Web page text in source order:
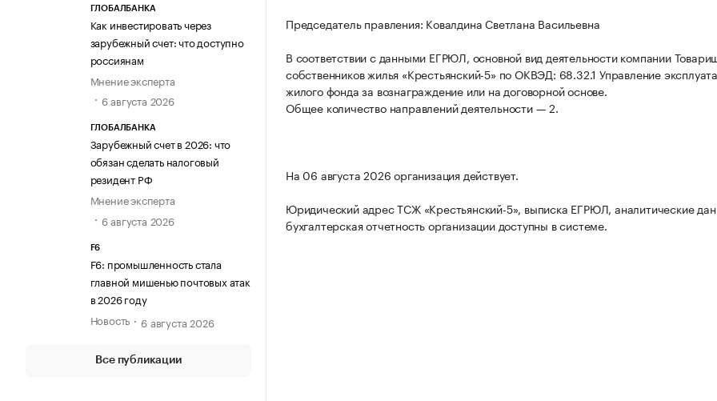
ГЛОБАЛБАНКА
Как инвестировать через
зарубежный счет: что доступно
россиянам
Мнение эксперта
6 августа 2026
ГЛОБАЛБАНКА
Зарубежный счет в 2026: что
обязан сделать налоговый
резидент РФ
Мнение эксперта
6 августа 2026
F6
F6: промышленность стала
главной мишенью почтовых атак
в 2026 году
Новость
6 августа 2026
Все публикации
Председатель правления: Ковалдина Светлана Васильевна
В соответствии с данными ЕГРЮЛ, основной вид деятельности компании
собственников жилья «Крестьянский-5» по ОКВЭД: 68.32.1 Управление
жилого фонда за вознаграждение или на договорной основе.
Общее количество направлений деятельности — 2.
На 06 августа 2026 организация действует.
Юридический адрес ТСЖ «Крестьянский-5», выписка ЕГРЮЛ, аналитические
бухгалтерская отчетность организации доступны в системе.